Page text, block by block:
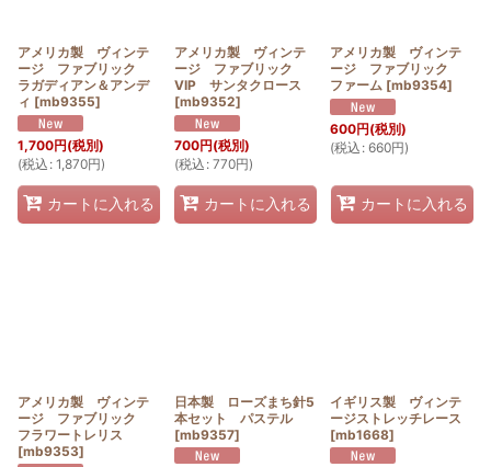
アメリカ製 ヴィンテ
ージ ファブリック
ラガディアン＆アンデ
ィ [mb9355]
1,700円(税別)
(税込 : 1,870円)
カートに入れる
アメリカ製 ヴィンテ
ージ ファブリック
VIP サンタクロース
[mb9352]
700円(税別)
(税込 : 770円)
カートに入れる
アメリカ製 ヴィンテ
ージ ファブリック
ファーム [mb9354]
600円(税別)
(税込 : 660円)
カートに入れる
アメリカ製 ヴィンテ
ージ ファブリック
フラワートレリス
[mb9353]
日本製 ローズまち針5
本セット パステル
[mb9357]
イギリス製 ヴィンテ
ージストレッチレース
[mb1668]